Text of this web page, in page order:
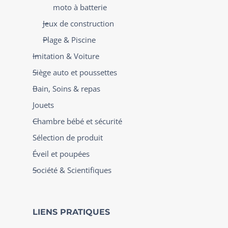
moto à batterie
Jeux de construction
Plage & Piscine
Imitation & Voiture
Siège auto et poussettes
Bain, Soins & repas
Jouets
Chambre bébé et sécurité
Sélection de produit
Éveil et poupées
Société & Scientifiques
LIENS PRATIQUES